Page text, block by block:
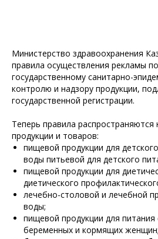
Министерство здравоохранения
правила осуществления рекламы
государственному санитарно-
контролю и надзору продукции,
государственной регистрации.
Теперь правила
продукции и товаров:
пищевой продукции для
воды питьевой для детского
пищевой продукции для
диетического
лечебно-столовой и лечебной
воды;
пищевой продукции для питания
беременных и кормящих женщин;